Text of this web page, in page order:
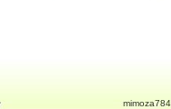
mimoza784